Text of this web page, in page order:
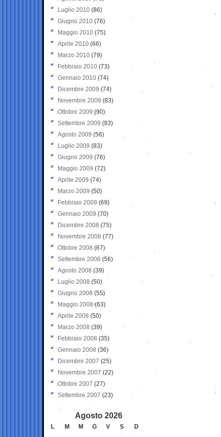
Luglio 2010 (86)
Giugno 2010 (76)
Maggio 2010 (75)
Aprile 2010 (66)
Marzo 2010 (79)
Febbraio 2010 (73)
Gennaio 2010 (74)
Dicembre 2009 (74)
Novembre 2009 (83)
Ottobre 2009 (90)
Settembre 2009 (83)
Agosto 2009 (56)
Luglio 2009 (83)
Giugno 2009 (76)
Maggio 2009 (72)
Aprile 2009 (74)
Marzo 2009 (50)
Febbraio 2009 (69)
Gennaio 2009 (70)
Dicembre 2008 (75)
Novembre 2008 (77)
Ottobre 2008 (67)
Settembre 2008 (56)
Agosto 2008 (39)
Luglio 2008 (50)
Giugno 2008 (55)
Maggio 2008(63)
Aprile 2008 (50)
Marzo 2008 (39)
Febbraio 2008 (35)
Gennaio 2008 (36)
Dicembre 2007 (25)
Novembre 2007 (22)
Ottobre 2007 (27)
Settembre 2007 (23)
Agosto 2026
L M M G V S
D